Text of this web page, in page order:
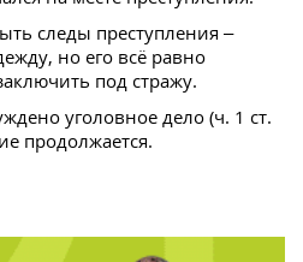
следы преступления –
но его всё равно
под стражу.
уголовное дело (ч. 1 ст.
продолжается.